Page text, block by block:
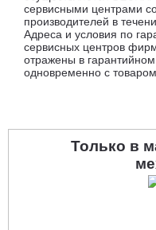
сервисными центрами
производителей в
Адреса и условия по
сервисных центров
отражены в
одновременно с товаром.
Только в